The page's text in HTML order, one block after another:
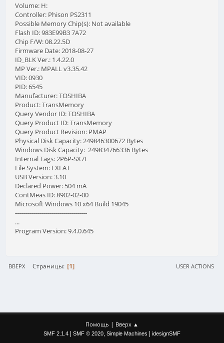
Volume: H:
Controller: Phison PS2311
Possible Memory Chip(s): Not available
Flash ID: 983E99B3 7A72
Chip F/W: 08.22.5D
Firmware Date: 2018-08-27
ID_BLK Ver.: 1.4.22.0
MP Ver.: MPALL v3.35.42
VID: 0930
PID: 6545
Manufacturer: TOSHIBA
Product: TransMemory
Query Vendor ID: TOSHIBA
Query Product ID: TransMemory
Query Product Revision: PMAP
Physical Disk Capacity: 249846300672 Bytes
Windows Disk Capacity: 249834766336 Bytes
Internal Tags: 2P6P-SX7L
File System: EXFAT
USB Version: 3.10
Declared Power: 504 mA
ContMeas ID: 8902-02-00
Microsoft Windows 10 x64 Build 19045
------------------------------------
...
Program Version: 9.4.0.645
ВВЕРХ Страницы 1 USER ACTIONS
Помощь | Вверх ▲
SMF 2.1.4 SMF © 2020, Simple Machines idesignSMF